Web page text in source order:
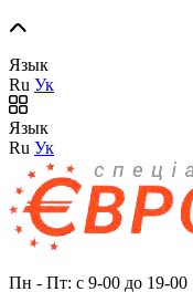
Язык
Ru Ук
Язык
Ru Ук
Пн - Пт: с 9-00 до 19-00